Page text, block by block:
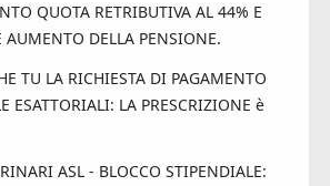
QUOTA RETRIBUTIVA AL 44% E
AUMENTO DELLA PENSIONE.
TU LA RICHIESTA DI PAGAMENTO
ESATTORIALI: LA PRESCRIZIONE è
ASL - BLOCCO STIPENDIALE: